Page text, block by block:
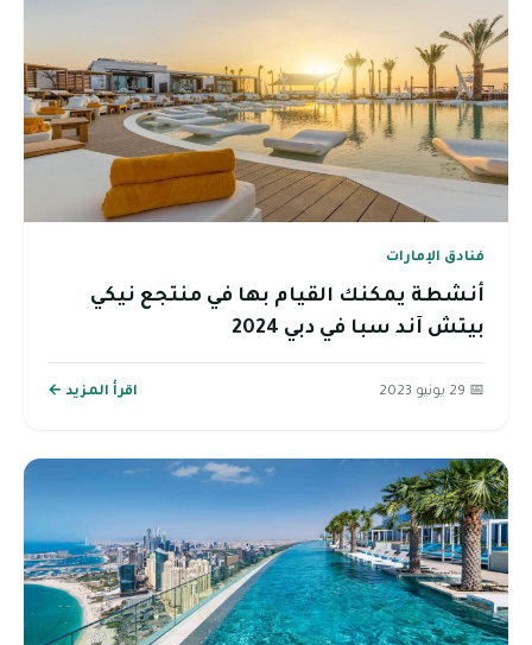
فنادق الإمارات
أنشطة يمكنك القيام بها في منتجع نيكي
بيتش آند سبا في دبي 2024
📅 29 يونيو 2023 اقرأ المزيد ←